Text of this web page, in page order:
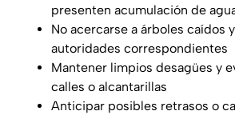
presenten acumulación de
No acercarse a árboles caídos
autoridades correspondientes
Mantener limpios desagües y
calles o alcantarillas
Anticipar posibles retrasos o